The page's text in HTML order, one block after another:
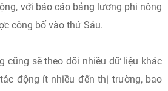
với báo cáo bảng lương phi nông
công bố vào thứ Sáu.
cũng sẽ theo dõi nhiều dữ liệu khác
động ít nhiều đến thị trường, bao